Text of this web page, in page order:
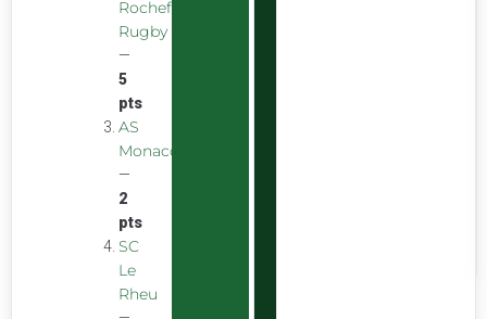
Rochefort
Rugby
—
5
pts
AS
Monaco
—
2
pts
SC
Le
Rheu